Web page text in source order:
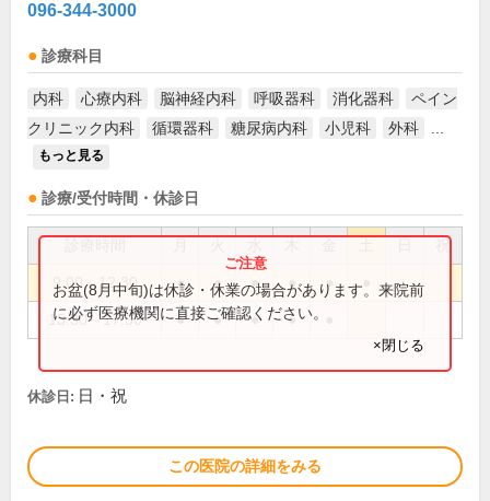
096-344-3000
診療科目
内科 心療内科 脳神経内科 呼吸器科 消化器科
ペイン
クリニック内科
循環器科 糖尿病内科 小児科 外科
もっと見る
診療/受付時間・休診日
祝
9:00～12:30 ● ● ● ● ●
13:30～17:30 ● ● ● ●
お盆(8月中旬)は休診・休業の場合があります。来院前
に必ず医療機関に直接ご確認ください。
×閉じる
休診日: 日・祝
この医院の詳細をみる